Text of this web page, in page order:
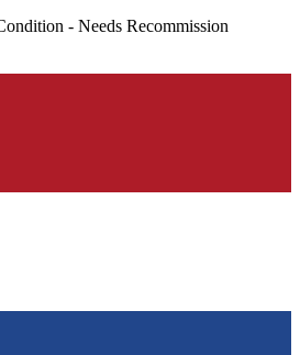
- Needs Recommission